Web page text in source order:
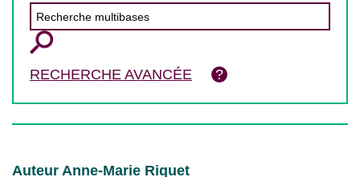
RECHERCHE AVANCÉE
Auteur Anne-Marie Riquet